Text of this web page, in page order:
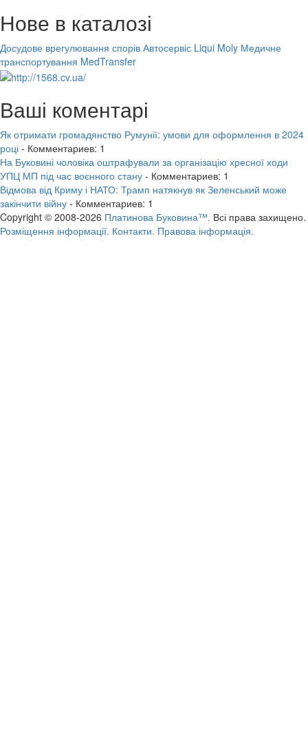
Нове в каталозі
Досудове врегулювання спорів Автосервіс Liqui Moly Медичне
транспортування MedTransfer
Ваші коментарі
Як отримати громадянство Румунії: умови для оформлення в 2024
році - Комментариев: 1
На Буковині чоловіка оштрафували за організацію хресної ходи
УПЦ МП під час воєнного стану - Комментариев: 1
Відмова від Криму і НАТО: Трамп натякнув як Зеленський може
закінчити війну - Комментариев: 1
Copyright © 2008-2026 Платинова Буковина™. Всі права захищено.
Розміщення інформації. Контакти. Правова інформація.